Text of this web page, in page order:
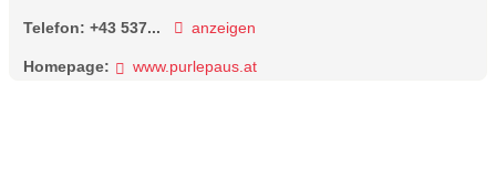
Telefon: +43 537... anzeigen
Homepage: www.purlepaus.at